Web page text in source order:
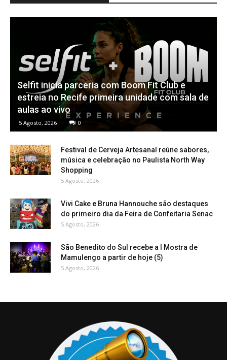
Selfit inicia parceria com Boom Fit Club e
estreia no Recife primeira unidade com sala de
aulas ao vivo
5 Agosto, 2026 0
Festival de Cerveja Artesanal reúne sabores,
música e celebração no Paulista North Way
Shopping
5 Agosto, 2026
Vivi Cake e Bruna Hannouche são destaques
do primeiro dia da Feira de Confeitaria Senac
5 Agosto, 2026
São Benedito do Sul recebe a I Mostra de
Mamulengo a partir de hoje (5)
5 Agosto, 2026